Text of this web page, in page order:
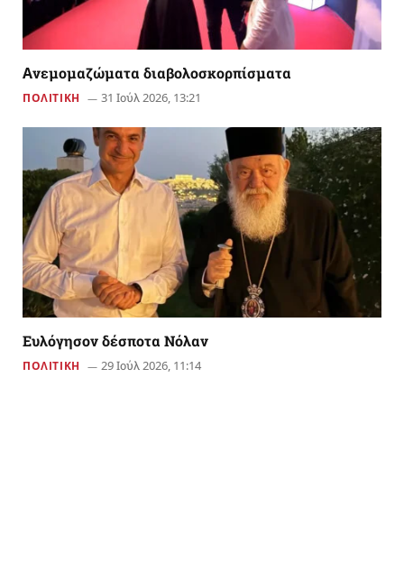
Aνεμομαζώματα διαβολοσκορπίσματα
ΠΟΛΙΤΙΚΗ 31 Ιούλ 2026, 13:21
Ευλόγησον δέσποτα Νόλαν
ΠΟΛΙΤΙΚΗ 29 Ιούλ 2026, 11:14